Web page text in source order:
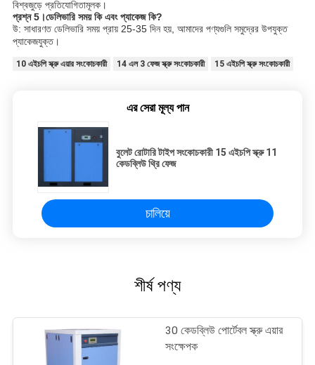
বিশ্বজুড়ে প্রতিযোগিতামূলক।
প্রশ্ন 5।ডেলিভারি সময় কি এবং প্যাকেজ কি?
উ: সাধারণত ডেলিভারি সময় প্রায় 25-35 দিন হয়, আমাদের পণ্যগুলি সমুদ্রের উপযুক্ত
প্যাকেজযুক্ত।
10 এইচপি স্ক্রু এয়ার সংকোচকারী 14 এল 3 ফেজ স্ক্রু সংকোচকারী 15 এইচপি স্ক্রু সংকোচকারী
এর সেরা মূল্য পান
বুলেট রোটারি টাইপ সংকোচকারী 15 এইচপি স্ক্রু 11
কেডব্লিউ থ্রি ফেজ
চালিয়ে
শীর্ষ পণ্য
30 কেডব্লিউ পোর্টেবল স্ক্রু এয়ার
সংক্ষেপক